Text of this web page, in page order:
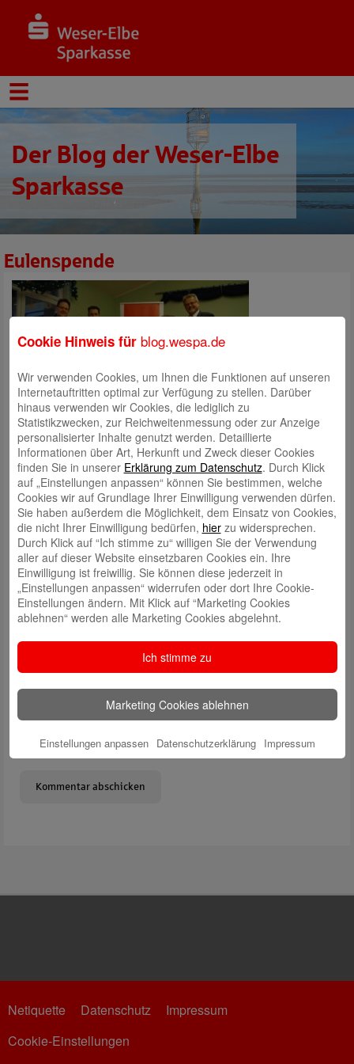
Der Blog der Weser-Elbe
Sparkasse
Eulenspende
Schreibe einen Kommentar
Deine E-Mail-Adresse wird nicht veröffentlicht. Erforderliche Felder
sind mit*markiert
Meinen Namen, meine E-Mail-Adresse und meine Website in
diesem Browser für die nächste Kommentierung speichern.
Netiquette Datenschutz
Impressum
Cookie-Einstellungen
Cookie Hinweis für blog.wespa.de
Wir verwenden Cookies, um Ihnen die Funktionen auf unseren
Internetauftritten optimal zur Verfügung zu stellen. Darüber
hinaus verwenden wir Cookies, die lediglich zu
Statistikzwecken, zur Reichweitenmessung oder zur Anzeige
personalisierter Inhalte genutzt werden. Detaillierte
Informationen über Art, Herkunft und Zweck dieser Cookies
finden Sie in unserer Erklärung zum Datenschutz. Durch Klick
auf „Einstellungen anpassen“ können Sie bestimmen, welche
Cookies wir auf Grundlage Ihrer Einwilligung verwenden dürfen.
Sie haben außerdem die Möglichkeit, dem Einsatz von Cookies,
die nicht Ihrer Einwilligung bedürfen, hierzu widersprechen.
Durch Klick auf “Ich stimme zu“ willigen Sie der Verwendung
aller auf dieser Website einsetzbaren Cookies ein. Ihre
Einwilligung ist freiwillig. Sie können diese jederzeit in
„Einstellungen anpassen“ widerrufen oder dort Ihre Cookie-
Einstellungen ändern. Mit Klick auf “Marketing Cookies
ablehnen“ werden alle Marketing Cookies abgelehnt.
Ich stimme zu
Marketing Cookies ablehnen
Einstellungen anpassen Datenschutzerklärung Impressum